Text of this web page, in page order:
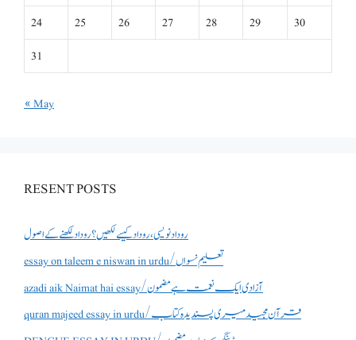
24
25 26 27 28 29
30
31
« May
RESENT POSTS
روداد نویسی ،روداد کیسے لکھیں؟ روداد لکھنے کے اصول
essay on taleem e niswan in urdu/تعلیم نسواں
azadi aik Naimat hai essay/آزادی ایک نعمت ہے مضمون
quran majeed essay in urdu/قرآن مجید میری پسندیدہ کتاب